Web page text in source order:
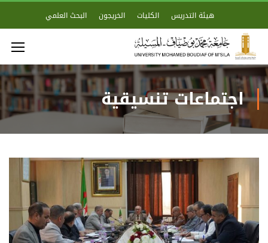
هيئة التدريس الكليات الخريجون البحث العلمي
اجتماعات تنسيقية